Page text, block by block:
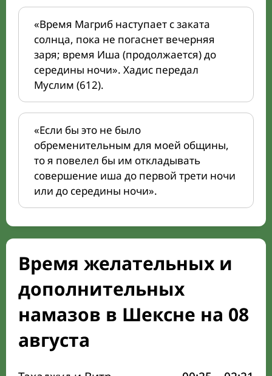
«Время Магриб наступает с заката
солнца, пока не погаснет вечерняя
заря; время Иша (продолжается) до
середины ночи». Хадис передал
Муслим (612).
«Если бы это не было
обременительным для моей общины,
то я повелел бы им откладывать
совершение иша до первой трети ночи
или до середины ночи».
Время желательных и
дополнительных
намазов в Шексне на 08
августа